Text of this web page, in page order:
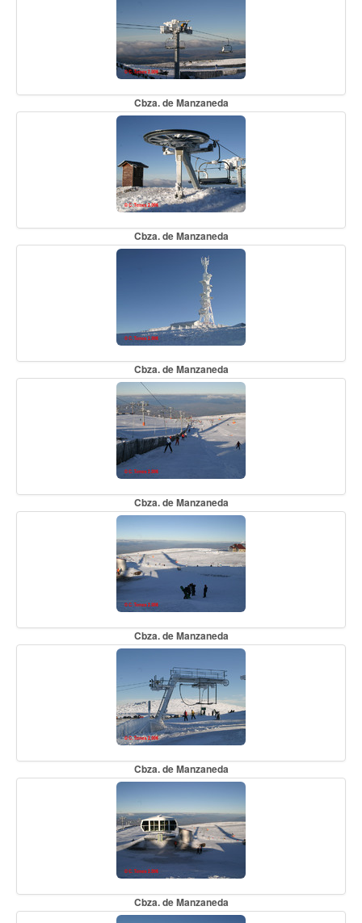
Cbza. de Manzaneda
Cbza. de Manzaneda
Cbza. de Manzaneda
Cbza. de Manzaneda
Cbza. de Manzaneda
Cbza. de Manzaneda
Cbza. de Manzaneda